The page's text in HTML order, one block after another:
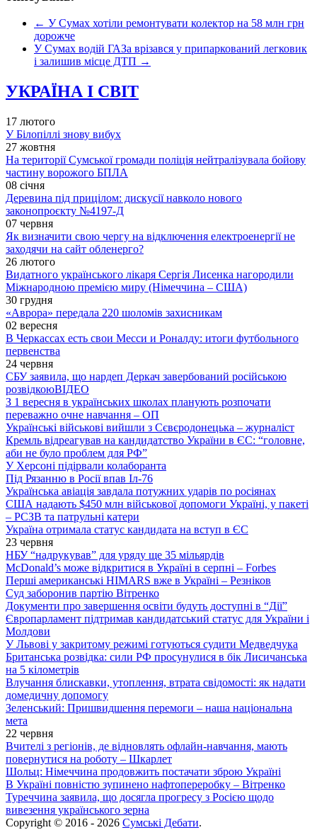
← У Сумах хотіли ремонтувати колектор на 58 млн грн
дорожче
У Сумах водій ГАЗа врізався у припаркований легковик
і залишив місце ДТП →
УКРАЇНА І СВІТ
17 лютого
У Білопіллі знову вибух
27 жовтня
На території Сумської громади поліція нейтралізувала бойову
частину ворожого БПЛА
08 січня
Деревина під прицілом: дискусії навколо нового
законопроєкту №4197-Д
07 червня
Як визначити свою чергу на відключення електроенергії не
заходячи на сайт обленерго?
26 лютого
Видатного українського лікаря Сергія Лисенка нагородили
Міжнародною премією миру (Німеччина – США)
30 грудня
«Аврора» передала 220 шоломів захисникам
02 вересня
В Черкассах есть свои Месси и Роналду: итоги футбольного
первенства
24 червня
СБУ заявила, що нардеп Деркач завербований російською
розвідкоюВІДЕО
З 1 вересня в українських школах планують розпочати
переважно очне навчання – ОП
Українські військові вийшли з Сєвєродонецька – журналіст
Кремль відреагував на кандидатство України в ЄС: “головне,
аби не було проблем для РФ”
У Херсоні підірвали колаборанта
Під Рязанню в Росії впав Іл-76
Українська авіація завдала потужних ударів по росіянах
США надають $450 млн військової допомоги Україні, у пакеті
– РСЗВ та патрульні катери
Україна отримала статус кандидата на вступ в ЄС
23 червня
НБУ “надрукував” для уряду ще 35 мільярдів
McDonald’s може відкритися в Україні в серпні – Forbes
Перші американські HIMARS вже в Україні – Резніков
Суд заборонив партію Вітренко
Документи про завершення освіти будуть доступні в “Дії”
Європарламент підтримав кандидатський статус для України і
Молдови
У Львові у закритому режимі готуються судити Медведчука
Британська розвідка: сили РФ просунулися в бік Лисичанська
на 5 кілометрів
Влучання блискавки, утоплення, втрата свідомості: як надати
домедичну допомогу
Зеленський: Пришвидшення перемоги – наша національна
мета
22 червня
Вчителі з регіонів, де відновлять офлайн-навчання, мають
повернутися на роботу – Шкарлет
Шольц: Німеччина продовжить постачати зброю Україні
В Україні повністю зупинено нафтопереробку – Вітренко
Туреччина заявила, що досягла прогресу з Росією щодо
вивезення українського зерна
Copyright © 2016 - 2026 Сумські Дебати.